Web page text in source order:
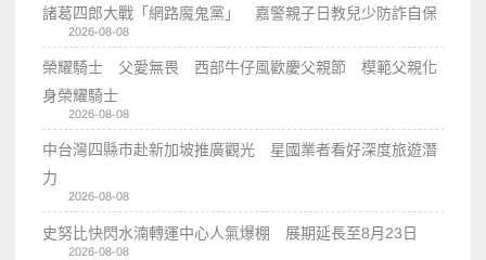
諸葛四郎大戰「網路魔鬼黨」 嘉警親子日教兒少防詐自保
2026-08-08
榮耀騎士 父愛無畏 西部牛仔風歡慶父親節 模範父親化
身榮耀騎士
2026-08-08
中台灣四縣市赴新加坡推廣觀光 星國業者看好深度旅遊潛
力
2026-08-08
史努比快閃水湳轉運中心人氣爆棚 展期延長至8月23日
2026-08-08